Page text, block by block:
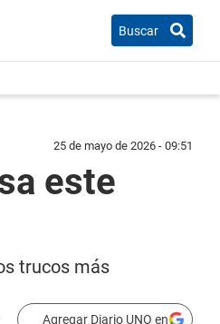
Buscar
25 de mayo de 2026 - 09:51
este
trucos más
Agregar Diario UNO en